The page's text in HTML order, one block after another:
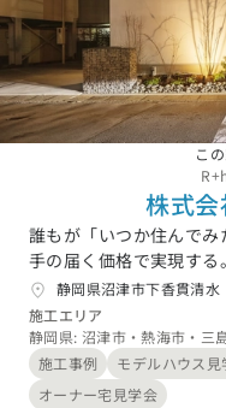
富山県 (1)石川
東海エリア
愛知県 (8)岐阜県 (13)静
関西エリア
京
中国エリア
広島県 (1)岡山県 (3) 鳥
四国エリア
香川県 (0)徳島県 (3)愛
九州・沖縄エリア
こ
株式
誰もが「いつか住んでみ
手の届く価格で実現す
です。“理想をカタチに
築家の存在です。ハウス
様それぞれのライフスタ
ンをご提案し、将来の暮
フィットするマイホーム
静岡県沼津市下香貫清水
施工エリア
静岡県: 沼津市・熱海市・三
施工事例
モデルハウス見
オーナー宅見学会